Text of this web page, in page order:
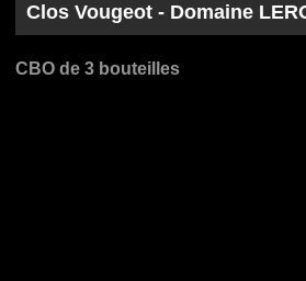
Clos Vougeot - Domaine
CBO de 3 bouteilles